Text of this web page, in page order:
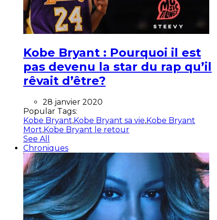
Kobe Bryant : Pourquoi il est
pas devenu la star du rap qu’il
rêvait d’être?
28 janvier 2020
Popular Tags:
Kobe Bryant,Kobe Bryant sa vie,Kobe Bryant
Mort,Kobe Bryant le retour
See All
Chroniques